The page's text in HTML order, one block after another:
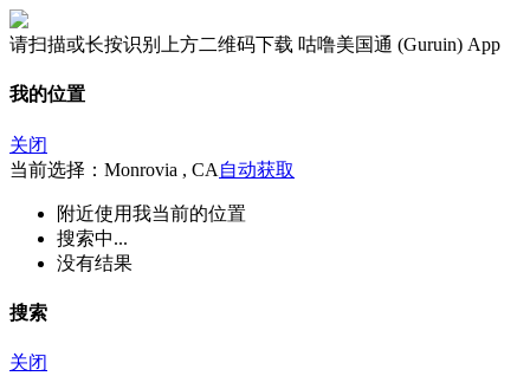
请扫描或长按识别上方二维码下载 咕噜美国通 (Guruin) App
我的位置
关闭
当前选择：Monrovia , CA 自动获取
附近使用我当前的位置
搜索中...
没有结果
搜索
关闭